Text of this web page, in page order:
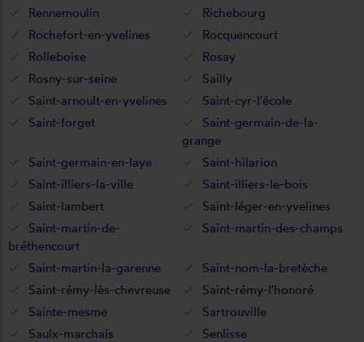
Rennemoulin
Richebourg
Rochefort-en-yvelines
Rocquencourt
Rolleboise
Rosay
Rosny-sur-seine
Sailly
Saint-arnoult-en-yvelines
Saint-cyr-l'école
Saint-forget
Saint-germain-de-la-
grange
Saint-germain-en-laye
Saint-hilarion
Saint-illiers-la-ville
Saint-illiers-le-bois
Saint-lambert
Saint-léger-en-yvelines
Saint-martin-de-
bréthencourt
Saint-martin-des-champs
Saint-martin-la-garenne
Saint-nom-la-bretèche
Saint-rémy-lès-chevreuse
Saint-rémy-l'honoré
Sainte-mesme
Sartrouville
Saulx-marchais
Senlisse